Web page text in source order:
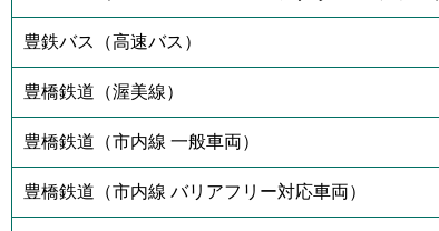
豊鉄バス（高速バス）
豊橋鉄道（渥美線）
豊橋鉄道（市内線 一般車両）
豊橋鉄道（市内線 バリアフリー対応車両）